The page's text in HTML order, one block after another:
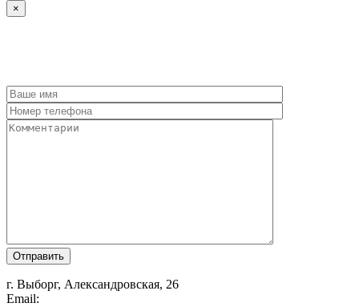
×
г. Выборг, Александровская, 26
Email: